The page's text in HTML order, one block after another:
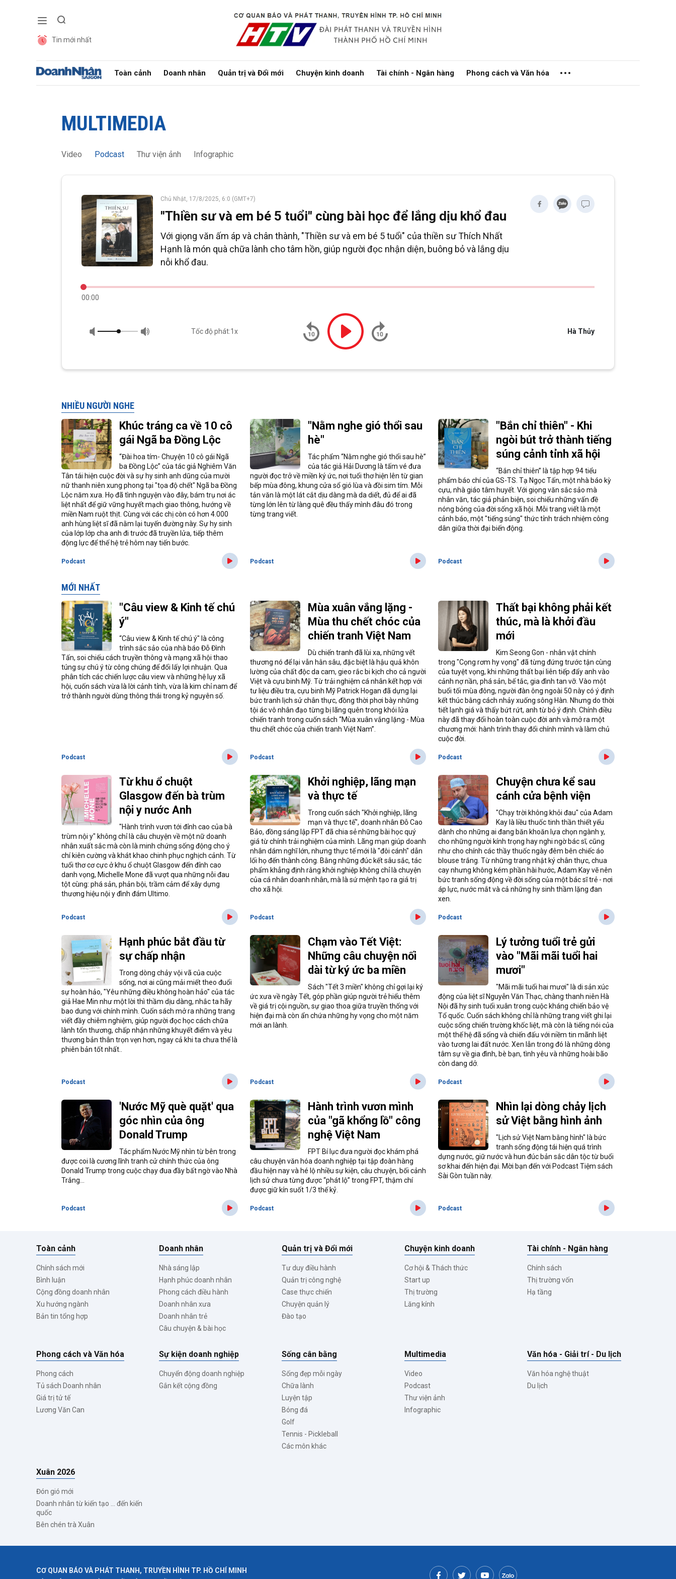
Tin mới nhất
Toàn cảnh Doanh nhân Quản trị và Đổi mới Chuyện kinh doanh Tài chính - Ngân hàng Phong cách và Văn hóa
MULTIMEDIA
Video Podcast Thư viện ảnh Infographic
Tốc độ phát:1x
00:00
Chủ Nhật, 17/8/2025, 6:0 (GMT+7)
"Thiền sư và em bé 5 tuổi" cùng bài học để lắng dịu khổ đau
Với giọng văn ấm áp và chân thành, "Thiền sư và em bé 5 tuổi" của thiền sư Thích Nhất
Hạnh là món quà chữa lành cho tâm hồn, giúp người đọc nhận diện, buông bỏ và lắng dịu
nỗi khổ đau.
Hà Thủy
NHIỀU NGƯỜI NGHE
Khúc tráng ca về 10 cô
gái Ngã ba Đồng Lộc
“Đài hoa tím- Chuyện 10 cô gái Ngã
ba Đồng Lộc” của tác giả Nghiêm Văn
Tân tái hiện cuộc đời và sự hy sinh anh dũng của mười
nữ thanh niên xung phong tại "tọa độ chết" Ngã ba Đồng
Lộc năm xưa. Họ đã tình nguyện vào đây, bám trụ nơi ác
liệt nhất để giữ vững huyết mạch giao thông, hướng về
miền Nam ruột thịt. Cùng với các chị còn có hơn 4.000
anh hùng liệt sĩ đã nằm lại tuyến đường này. Sự hy sinh
của lớp lớp cha anh đi trước đã truyền lửa, tiếp thêm
động lực để thế hệ trẻ hôm nay tiến bước.
Podcast
"Nằm nghe gió thổi sau
hè"
Tác phẩm “Nằm nghe gió thổi sau hè”
của tác giả Hải Dương là tấm vé đưa
người đọc trở về miền ký ức, nơi tuổi thơ hiện lên từ gian
bếp mùa đông, khung cửa sổ gió lùa và đồi sim tím. Mỗi
tản văn là một lát cắt dịu dàng mà da diết, đủ để ai đã
từng lớn lên từ làng quê đều thấy mình đâu đó trong
từng trang viết.
Podcast
"Bắn chỉ thiên" - Khi
ngòi bút trở thành tiếng
súng cảnh tỉnh xã hội
“Bắn chỉ thiên” là tập hợp 94 tiểu
phẩm báo chí của GS-TS. Tạ Ngọc Tấn, một nhà báo kỳ
cựu, nhà giáo tâm huyết. Với giọng văn sắc sảo mà
nhân văn, tác giả phản biện, soi chiếu những vấn đề
nóng bỏng của đời sống xã hội. Mỗi trang viết là một
cảnh báo, một "tiếng súng" thức tỉnh trách nhiệm công
dân giữa thời đại biến động.
Podcast
MỚI NHẤT
"Câu view & Kinh tế chú
ý"
“Câu view & Kinh tế chú ý" là công
trình sắc sảo của nhà báo Đỗ Đình
Tấn, soi chiếu cách truyền thông và mạng xã hội thao
túng sự chú ý từ công chúng để đổi lấy lợi nhuận. Qua
phân tích các chiến lược câu view và những hệ lụy xã
hội, cuốn sách vừa là lời cảnh tỉnh, vừa là kim chỉ nam để
trở thành người dùng thông thái trong kỷ nguyên số.
Podcast
Mùa xuân vắng lặng -
Mùa thu chết chóc của
chiến tranh Việt Nam
Dù chiến tranh đã lùi xa, những vết
thương nó để lại vẫn hằn sâu, đặc biệt là hậu quả khôn
lường của chất độc da cam, gieo rắc bi kịch cho cả người
Việt và cựu binh Mỹ. Từ trải nghiệm cá nhân kết hợp với
tư liệu điều tra, cựu binh Mỹ Patrick Hogan đã dựng lại
bức tranh lịch sử chân thực, đồng thời phơi bày những
tội ác vô nhân đạo từng bị lãng quên trong khói lửa
chiến tranh trong cuốn sách “Mùa xuân vắng lặng - Mùa
thu chết chóc của chiến tranh Việt Nam”.
Podcast
Thất bại không phải kết
thúc, mà là khởi đầu
mới
Kim Seong Gon - nhân vật chính
trong "Cọng rơm hy vọng" đã từng đứng trước tận cùng
của tuyệt vọng, khi những thất bại liên tiếp đẩy anh vào
cảnh nợ nần, phá sản, bế tắc, gia đình tan vỡ. Vào một
buổi tối mùa đông, người đàn ông ngoài 50 này có ý định
kết thúc bằng cách nhảy xuống sông Hàn. Nhưng do thời
tiết lạnh giá và thấy bứt rứt, anh từ bỏ ý định. Chính điều
này đã thay đổi hoàn toàn cuộc đời anh và mở ra một
chương mới: hành trình thay đổi chính mình và làm chủ
cuộc đời.
Podcast
Từ khu ổ chuột
Glasgow đến bà trùm
nội y nước Anh
"Hành trình vươn tới đỉnh cao của bà
trùm nội y" không chỉ là câu chuyện về một nữ doanh
nhân xuất sắc mà còn là minh chứng sống động cho ý
chí kiên cường và khát khao chinh phục nghịch cảnh. Từ
tuổi thơ cơ cực ở khu ổ chuột Glasgow đến đỉnh cao
danh vọng, Michelle Mone đã vượt qua những nỗi đau
tột cùng: phá sản, phản bội, trầm cảm để xây dựng
thương hiệu nội y đình đám Ultimo.
Podcast
Khởi nghiệp, lãng mạn
và thực tế
Trong cuốn sách "Khởi nghiệp, lãng
mạn và thực tế", doanh nhân Đỗ Cao
Bảo, đồng sáng lập FPT đã chia sẻ những bài học quý
giá từ chính trải nghiệm của mình. Lãng mạn giúp doanh
nhân dám nghĩ lớn, nhưng thực tế mới là "đôi cánh" dẫn
lối họ đến thành công. Bằng những đúc kết sâu sắc, tác
phẩm khẳng định rằng khởi nghiệp không chỉ là chuyện
của cá nhân doanh nhân, mà là sứ mệnh tạo ra giá trị
cho xã hội.
Podcast
Chuyện chưa kể sau
cánh cửa bệnh viện
"Chạy trời không khỏi đau" của Adam
Kay là liều thuốc tinh thần thiết yếu
dành cho những ai đang băn khoăn lựa chọn ngành y,
cho những người kính trọng hay nghi ngờ bác sĩ, cũng
như cho chính các thầy thuốc ngày đêm bên chiếc áo
blouse trắng. Từ những trang nhật ký chân thực, chua
cay nhưng không kém phần hài hước, Adam Kay vẽ nên
bức tranh sống động về đời sống của một bác sĩ trẻ - nơi
áp lực, nước mắt và cả những hy sinh thầm lặng đan
xen.
Podcast
Hạnh phúc bắt đầu từ
sự chấp nhận
Trong dòng chảy vội vã của cuộc
sống, nơi ai cũng mải miết theo đuổi
sự hoàn hảo, "Yêu những điều không hoàn hảo" của tác
giả Hae Min như một lời thì thầm dịu dàng, nhắc ta hãy
bao dung với chính mình. Cuốn sách mở ra những trang
viết đầy chiêm nghiệm, giúp người đọc học cách chữa
lành tổn thương, chấp nhận những khuyết điểm và yêu
thương bản thân trọn vẹn hơn, ngay cả khi ta chưa thể là
phiên bản tốt nhất..
Podcast
Chạm vào Tết Việt:
Những câu chuyện nối
dài từ ký ức ba miền
Sách "Tết 3 miền" không chỉ gợi lại ký
ức xưa về ngày Tết, góp phần giúp người trẻ hiểu thêm
về giá trị cội nguồn, sự giao thoa giữa truyền thống với
hiện đại mà còn ẩn chứa những hy vọng cho một năm
mới an lành.
Podcast
Lý tưởng tuổi trẻ gửi
vào "Mãi mãi tuổi hai
mươi"
"Mãi mãi tuổi hai mươi" là di sản xúc
động của liệt sĩ Nguyễn Văn Thạc, chàng thanh niên Hà
Nội đã hy sinh tuổi xuân trong cuộc kháng chiến bảo vệ
Tổ quốc. Cuốn sách không chỉ là những trang viết ghi lại
cuộc sống chiến trường khốc liệt, mà còn là tiếng nói của
một thế hệ đã sống và chiến đấu với niềm tin mãnh liệt
vào tương lai đất nước. Xen lẫn trong đó là những dòng
tâm sự về gia đình, bè bạn, tình yêu và những hoài bão
còn dang dở.
Podcast
'Nước Mỹ què quặt' qua
góc nhìn của ông
Donald Trump
Tác phẩm Nước Mỹ nhìn từ bên trong
được coi là cương lĩnh tranh cử chính thức của ông
Donald Trump trong cuộc chạy đua đầy bất ngờ vào Nhà
Trắng...
Podcast
Hành trình vươn mình
của "gã khổng lồ" công
nghệ Việt Nam
FPT Bí lục đưa người đọc khám phá
câu chuyện văn hóa doanh nghiệp tại tập đoàn hàng
đầu hiện nay và hé lộ nhiều sự kiện, câu chuyện, bối cảnh
lịch sử chưa từng được “phát lộ” trong FPT, thậm chí
được giữ kín suốt 1/3 thế kỷ.
Podcast
Nhìn lại dòng chảy lịch
sử Việt bằng hình ảnh
"Lịch sử Việt Nam bằng hình" là bức
tranh sống động tái hiện quá trình
dựng nước, giữ nước và hun đúc bản sắc dân tộc từ buổi
sơ khai đến hiện đại. Mời bạn đến với Podcast Tiệm sách
Sài Gòn tuần này.
Podcast
Toàn cảnh
Chính sách mới
Bình luận
Cộng đồng doanh nhân
Xu hướng ngành
Bản tin tổng hợp
Doanh nhân
Nhà sáng lập
Hạnh phúc doanh nhân
Phong cách điều hành
Doanh nhân xưa
Doanh nhân trẻ
Câu chuyện & bài học
Quản trị và Đổi mới
Tư duy điều hành
Quản trị công nghệ
Case thực chiến
Chuyện quản lý
Đào tạo
Chuyện kinh doanh
Cơ hội & Thách thức
Start up
Thị trường
Lăng kính
Tài chính - Ngân hàng
Chính sách
Thị trường vốn
Hạ tầng
Phong cách và Văn hóa
Phong cách
Tủ sách Doanh nhân
Giá trị tử tế
Lương Văn Can
Sự kiện doanh nghiệp
Chuyển động doanh nghiệp
Gắn kết cộng đồng
Sống cân bằng
Sống đẹp mỗi ngày
Chữa lành
Luyện tập
Bóng đá
Golf
Tennis - Pickleball
Các môn khác
Multimedia
Video
Podcast
Thư viện ảnh
Infographic
Văn hóa - Giải trí - Du lịch
Văn hóa nghệ thuật
Du lịch
Xuân 2026
Đón gió mới
Doanh nhân từ kiến tạo ... đến kiến
quốc
Bên chén trà Xuân
CƠ QUAN BÁO VÀ PHÁT THANH, TRUYỀN HÌNH TP. HỒ CHÍ MINH